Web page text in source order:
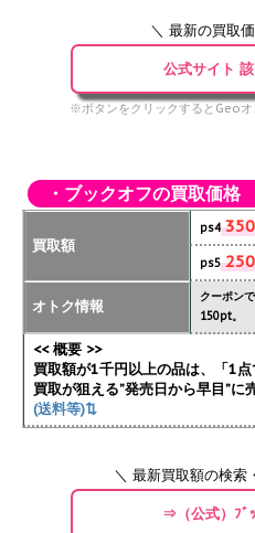
＼ 最新の買取
公式サイト
※ボタンをクリックするとGeoオ
・ブックオフの買取価格
買取額
ps4
ps5
オトク情報
クーポン
150pt。
<< 概要 >>
買取額が1千円以上の品は、「1
買取が狙える”発売日から早目”に
(送料等)⇅
＼ 最新買取額の検索
⇒（公式）ﾌﾞ